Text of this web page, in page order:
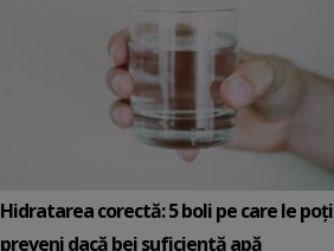
Hidratarea corectă: 5 boli pe care le poți
preveni dacă bei suficientă apă